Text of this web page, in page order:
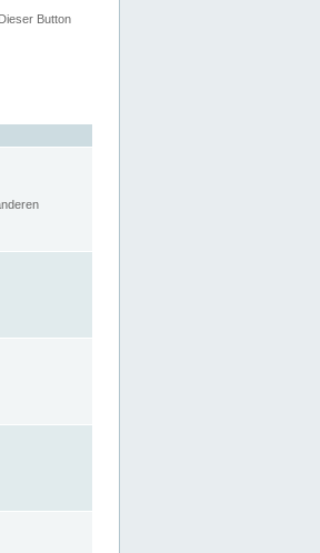
Button